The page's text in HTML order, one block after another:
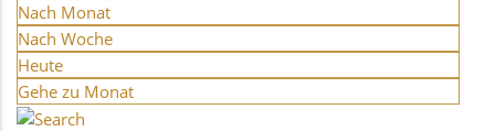
Nach Monat
Nach Woche
Heute
Gehe zu Monat